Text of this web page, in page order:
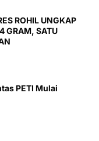
ROHIL UNGKAP
GRAM, SATU
PETI Mulai